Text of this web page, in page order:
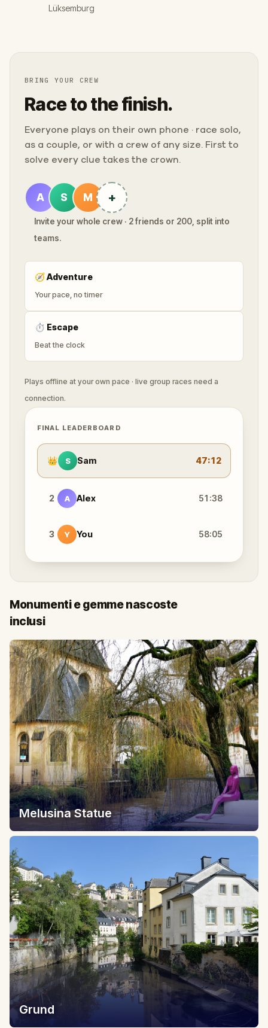
Lüksemburg
BRING YOUR CREW
Race to the finish.
Everyone plays on their own phone · race solo,
as a couple, or with a crew of any size. First to
solve every clue takes the crown.
A S M +
Invite your whole crew · 2 friends or 200, split into
teams.
🧭Adventure
Your pace, no timer
⏱ Escape
Beat the clock
Plays offline at your own pace · live group races need a
connection.
FINAL LEADERBOARD
👑 S Sam 47:12
2 A Alex 51:38
3 Y You 58:05
Monumenti e gemme nascoste
inclusi
Melusina Statue
Grund